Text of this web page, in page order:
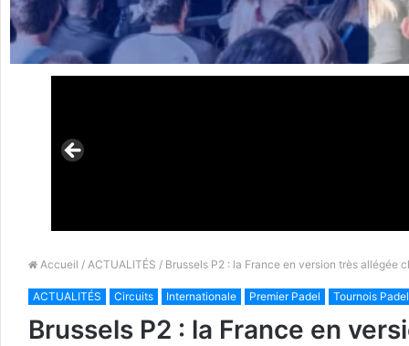
Accueil / ACTUALITÉS / Brussels P2 : la France en version très allégée
ACTUALITÉS Circuits Internationale Premier Padel Tournois Padel
Brussels P2 : la France en